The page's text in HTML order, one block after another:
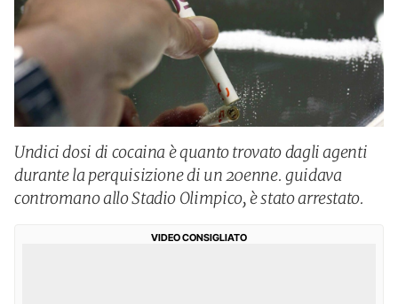
Undici dosi di cocaina è quanto trovato dagli agenti
durante la perquisizione di un 20enne. guidava
contromano allo Stadio Olimpico, è stato arrestato.
VIDEO CONSIGLIATO